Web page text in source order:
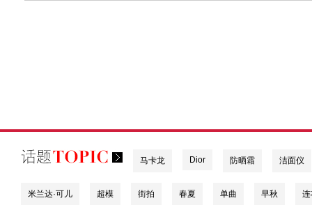
马卡龙 Dior 防晒霜 洁面仪
米兰达·可儿 超模 街拍 春夏 单曲 早秋